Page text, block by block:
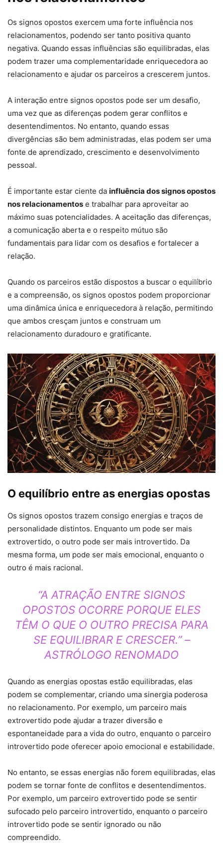
Os signos opostos exercem uma forte influência nos
relacionamentos, podendo ser tanto positiva quanto
negativa. Quando essas influências são equilibradas, elas
podem trazer uma complementaridade enriquecedora ao
relacionamento e ajudar os parceiros a crescerem juntos.
A interação entre signos opostos pode ser um desafio,
uma vez que as diferenças podem gerar conflitos e
desentendimentos. No entanto, quando essas
divergências são bem administradas, elas podem ser uma
fonte de aprendizado, crescimento e desenvolvimento
pessoal.
É importante estar ciente da influência dos signos opostos
nos relacionamentos e trabalhar para aproveitar ao
máximo suas potencialidades. A aceitação das diferenças,
a comunicação aberta e o respeito mútuo são
fundamentais para lidar com os desafios e fortalecer a
relação.
Quando os parceiros estão dispostos a buscar o equilíbrio
e a compreensão, os signos opostos podem proporcionar
uma dinâmica única e enriquecedora à relação, permitindo
que ambos cresçam juntos e construam um
relacionamento duradouro e gratificante.
O equilíbrio entre as energias opostas
Os signos opostos trazem consigo energias e traços de
personalidade distintos. Enquanto um pode ser mais
extrovertido, o outro pode ser mais introvertido. Da
mesma forma, um pode ser mais emocional, enquanto o
outro é mais racional.
“A ATRAÇÃO ENTRE SIGNOS
OPOSTOS OCORRE PORQUE ELES
TÊM O QUE O OUTRO PRECISA PARA
SE EQUILIBRAR E CRESCER.” –
ASTRÓLOGO RENOMADO
Quando as energias opostas estão equilibradas, elas
podem se complementar, criando uma sinergia poderosa
no relacionamento. Por exemplo, um parceiro mais
extrovertido pode ajudar a trazer diversão e
espontaneidade para a vida do outro, enquanto o parceiro
introvertido pode oferecer apoio emocional e estabilidade.
No entanto, se essas energias não forem equilibradas, elas
podem se tornar fonte de conflitos e desentendimentos.
Por exemplo, um parceiro extrovertido pode se sentir
sufocado pelo parceiro introvertido, enquanto o parceiro
introvertido pode se sentir ignorado ou não
compreendido.